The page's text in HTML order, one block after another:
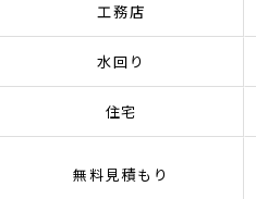
工務店
水回り
住宅
無料見積もり